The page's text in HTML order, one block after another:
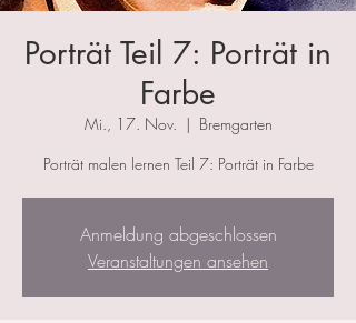
Porträt Teil 7: Porträt in
Farbe
Mi., 17. Nov.
  |
Bremgarten
Porträt malen lernen Teil 7: Porträt in Farbe
Anmeldung abgeschlossen
Veranstaltungen ansehen